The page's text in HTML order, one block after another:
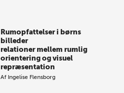
Rumopfattelser i børns
billeder
relationer mellem rumlig
orientering og visuel
repræsentation
Af Ingelise Flensborg